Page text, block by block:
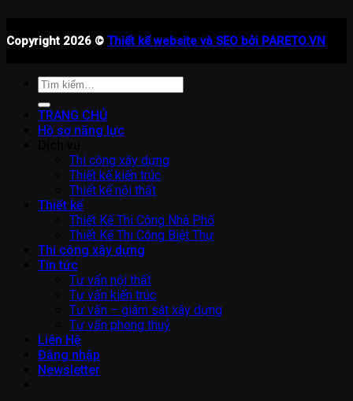
Copyright 2026 © Thiết kế website và SEO bởi PARETO.VN
Tìm
kiếm:
TRANG CHỦ
Hồ sơ năng lực
Thi công xây dựng
Thiết kế kiến trúc
Thiết kế nội thất
Thiết kế
Thiết Kế Thi Công Nhà Phố
Thiết Kế Thi Công Biệt Thự
Thi công xây dựng
Tin tức
Tư vấn nội thất
Tư vấn kiến trúc
Tư vấn – giám sát xây dựng
Tư vấn phong thuỷ
Liên Hệ
Đăng nhập
Newsletter